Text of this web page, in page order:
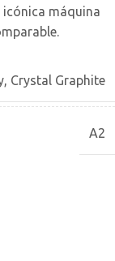
máquina
Crystal Graphite
A2